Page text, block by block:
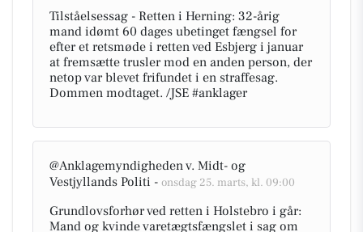
Tilståelsessag - Retten i Herning: 32-årig
mand idømt 60 dages ubetinget fængsel for
efter et retsmøde i retten ved Esbjerg i januar
at fremsætte trusler mod en anden person, der
netop var blevet frifundet i en straffesag.
Dommen modtaget. /JSE #anklager
@Anklagemyndigheden v. Midt- og
Vestjyllands Politi - onsdag 25. marts, kl. 09:00
Grundlovsforhør ved retten i Holstebro i går:
Mand og kvinde varetægtsfængslet i sag om